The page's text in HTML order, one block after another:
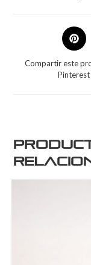
Compartir este
Pinterest